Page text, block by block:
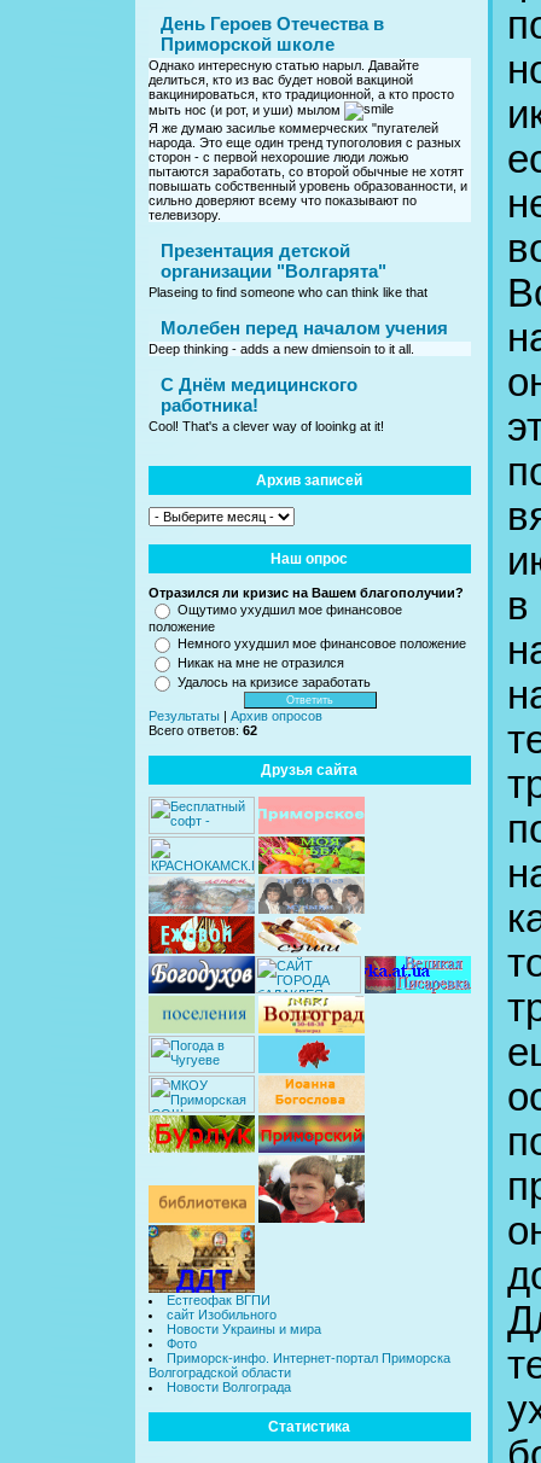
День Героев Отечества в
Приморской школе
Однако интересную статью нарыл. Давайте
делиться, кто из вас будет новой вакциной
вакцинироваться, кто традиционной, а кто просто
мыть нос (и рот, и уши) мылом
Я же думаю засилье коммерческих "пугателей
народа. Это еще один тренд тупоголовия с разных
сторон - с первой нехорошие люди ложью
пытаются заработать, со второй обычные не хотят
повышать собственный уровень образованности, и
сильно доверяют всему что показывают по
телевизору.
Презентация детской
организации "Волгарята"
Plaseing to find someone who can think like that
Молебен перед началом учения
Deep thinking - adds a new dmiensoin to it all.
C Днём медицинского
работника!
Cool! That's a clever way of looinkg at it!
Архив записей
Наш опрос
Отразился ли кризис на Вашем благополучии?
Ощутимо ухудшил мое финансовое
положение
Немного ухудшил мое финансовое положение
Никак на мне не отразился
Удалось на кризисе заработать
Результаты
Архив опросов
Всего ответов: 62
Друзья сайта
Естгеофак ВГПИ
сайт Изобильного
Новости Украины и мира
Фото
Приморск-инфо. Интернет-портал Приморска
Волгоградской области
Новости Волгограда
Статистика
в